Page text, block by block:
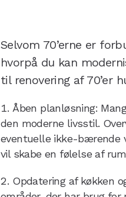
Selvom 70’erne er
hvorpå du kan
til renovering af 70’er
Åben planløsning:
den moderne livsstil.
eventuelle ikke-bærende
vil skabe en følelse af
Opdatering af køkken